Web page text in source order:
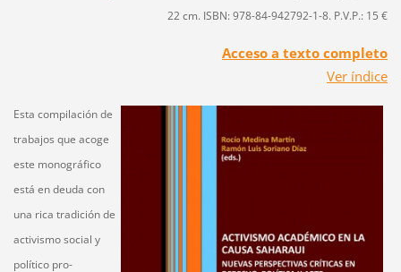
22 cm. ISBN: 978-84-942792-1-8. P.V.P.: 15 €
Acceso a texto completo
Ver índice
Esta compilación de
trabajos que acoge
este monográfico
está en deuda con
una rica tradición de
activismo social y
político pro-